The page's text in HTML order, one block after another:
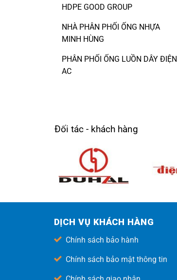
HDPE GOOD GROUP
NHÀ PHÂN PHỐI ỐNG NHỰA
MINH HÙNG
PHÂN PHỐI ỐNG LUỒN DÂY ĐIỆN
AC
Đối tác - khách hàng
DỊCH VỤ KHÁCH HÀNG
Chính sách bảo hành
Chính sách bảo mật thông tin